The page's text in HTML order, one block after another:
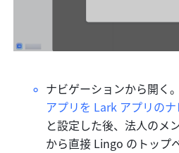
ナビゲーションから開く
アプリを Lark アプリの
と設定した後、法人のメ
から直接 Lingo のトップ